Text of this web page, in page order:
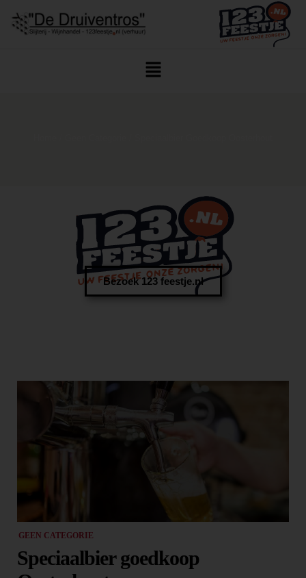
Bezoek 123 feestje.nl
GEEN CATEGORIE
Speciaalbier goedkoop